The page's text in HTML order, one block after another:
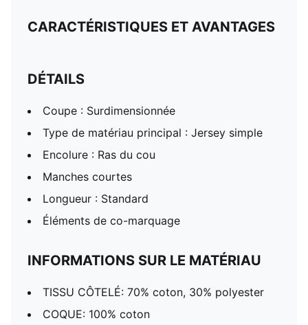
CARACTÉRISTIQUES ET AVANTAGES
DÉTAILS
Coupe : Surdimensionnée
Type de matériau principal : Jersey simple
Encolure : Ras du cou
Manches courtes
Longueur : Standard
Éléments de co-marquage
INFORMATIONS SUR LE MATÉRIAU
TISSU CÔTELÉ: 70% coton, 30% polyester
COQUE: 100% coton